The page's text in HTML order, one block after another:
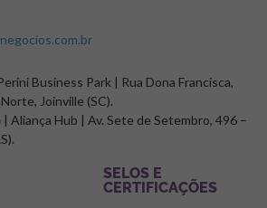
Business Park | Rua Dona Francisca,
Joinville (SC).
| Aliança Hub | Av. Sete de Setembro, 496 –
SELOS E
CERTIFICAÇÕES